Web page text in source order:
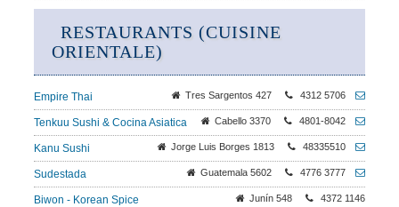
RESTAURANTS (CUISINE
ORIENTALE)
Empire Thai Tres Sargentos 427 4312 5706
Tenkuu Sushi & Cocina Asiatica Cabello 3370 4801-8042
Kanu Sushi Jorge Luis Borges 1813 48335510
Sudestada Guatemala 5602 4776 3777
Biwon - Korean Spice Junín 548 4372 1146